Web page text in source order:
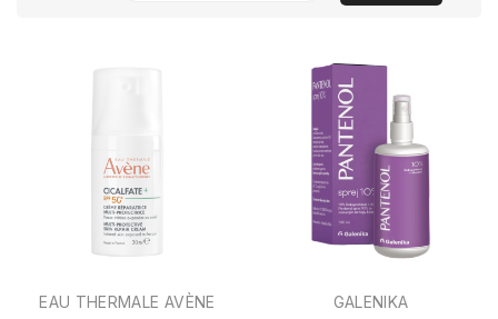
EAU THERMALE AVÈNE GALENIKA